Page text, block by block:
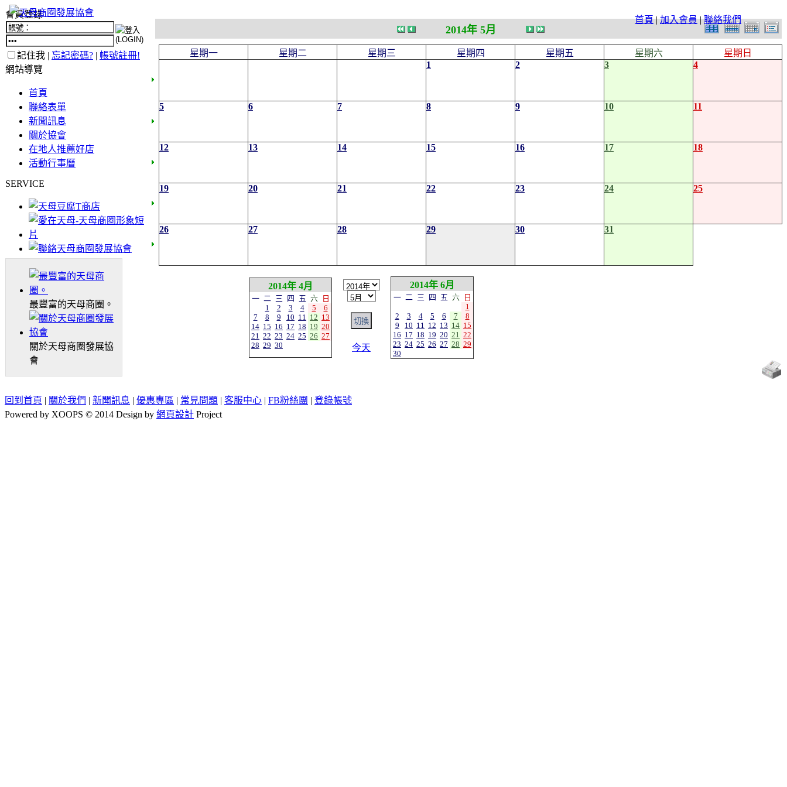
首頁|加入會員|聯絡我們
會員登錄
記住我 | 忘記密碼? | 帳號註冊!
網站導覽
首頁
聯絡表單
新聞訊息
關於協會
在地人推薦好店
活動行事曆
SERVICE
最豐富的天母商圈。
關於天母商圈發展協
會
2014年 5月
星期一 星期二 星期三 星期四 星期五 星期六
星期日
1
2 3 4
5 6 7 8 9 10 11
12 13 14 15 16 17 18
19 20 21 22 23 24 25
26 27 28 29 30 31
2014年 4月
一 二 三 四 五 六
日
1
2 3 4 5
6
7
8 9 10 11 12 13
14 15 16 17 18 19 20
21 22 23 24 25 26 27
28 29 30 今天
2014年 6月
一 二 三 四 五 六
日
1
2
3 4 5 6 7
8
9
10 11 12 13 14 15
16 17 18 19 20 21 22
23 24 25 26 27 28 29
30
回到首頁 | 關於我們 | 新聞訊息 | 優惠專區 | 常見問題 | 客服中心 | FB粉絲團 | 登錄帳號
Powered by XOOPS © 2014 Design by 網頁設計 Project